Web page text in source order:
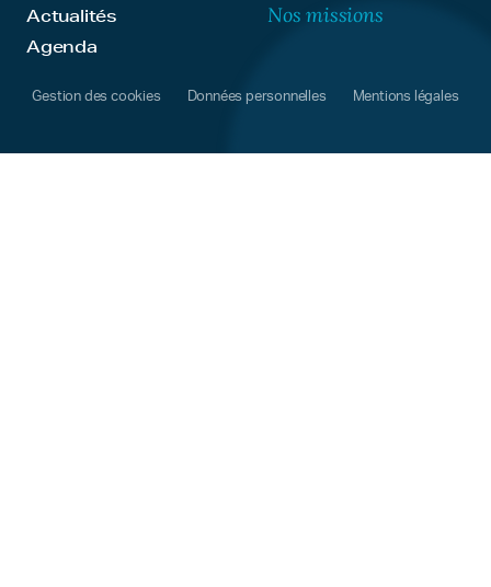
Actualités
Agenda
Nos missions
Gestion des cookies Données personnelles Mentions légales